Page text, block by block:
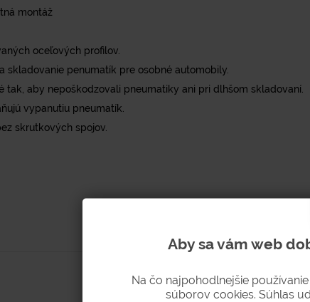
montáž
oceľových profilov.
skladovanie penumatík pre osobné automobily.
tak, aby nepoškodzovali pneumatiky ani pri dlhšom skladovaní.
vypanutiu pneumatík.
skrutkových spojov.
Aby sa vám web
Na čo najpohodlnejšie
súborov cookies. Súhlas